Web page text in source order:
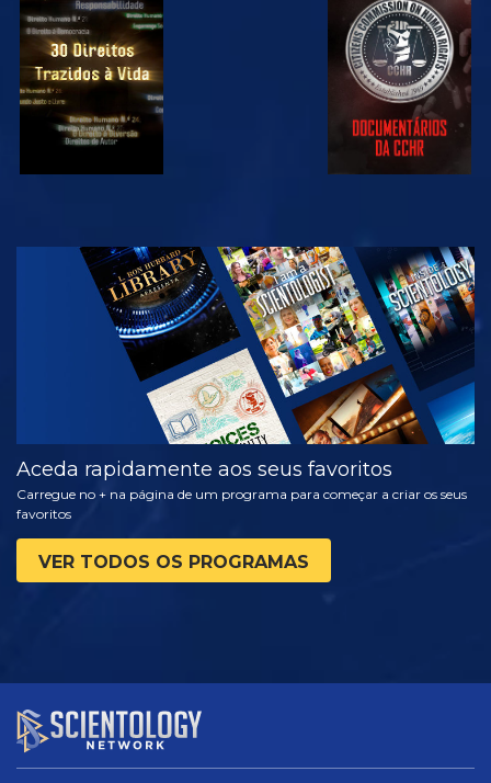
VER VER
VER
EXPLORAR A
SÉRIE
Aceda rapidamente aos seus favoritos
Carregue no + na página de um programa para começar a criar os seus
favoritos
VER TODOS OS PROGRAMAS